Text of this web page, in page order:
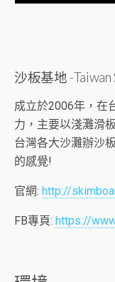
沙板基地 -
成立於2006年，在
力，主要以淺灘滑
台灣各大沙灘辦沙
的感覺!
官網: http://
FB專頁: https://